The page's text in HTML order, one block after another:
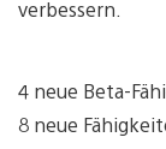
verbessern.
4 neue Beta-
8 neue